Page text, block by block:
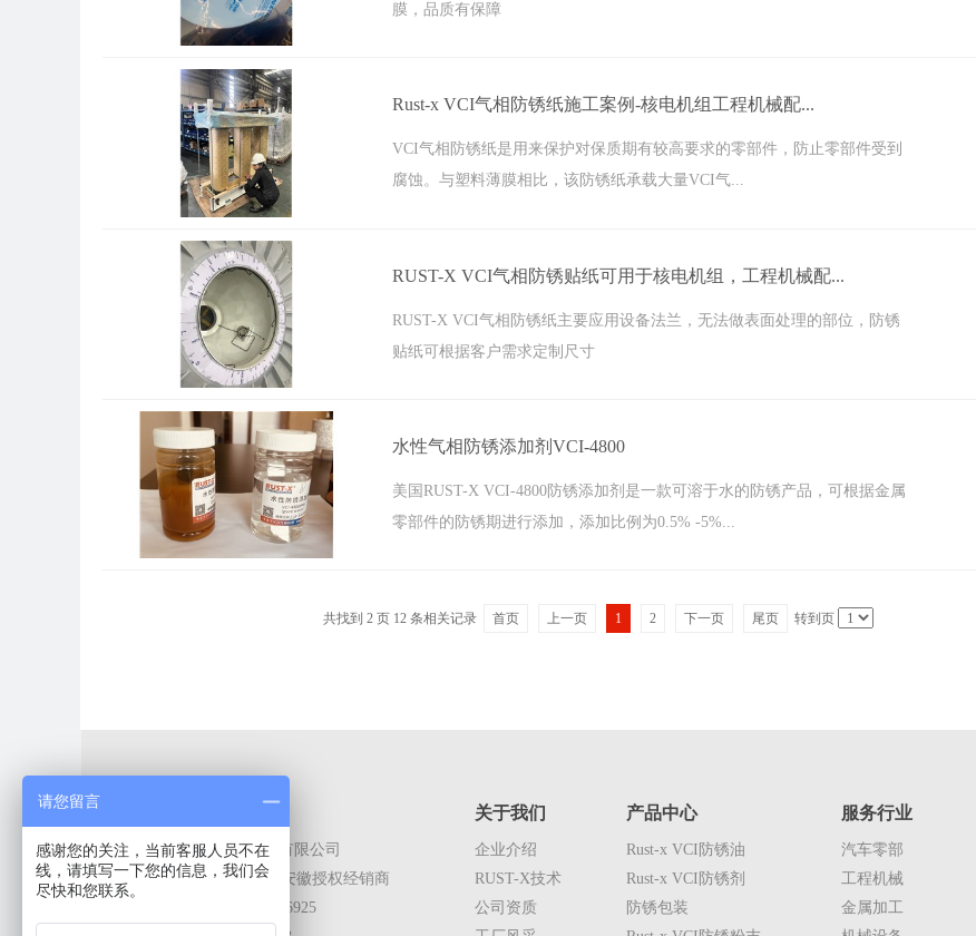
膜，品质有保障
Rust-x VCI气相防锈纸施工案例-核电机组工程机械配...
VCI气相防锈纸是用来保护对保质期有较高要求的零部件，防止零部件受到
腐蚀。与塑料薄膜相比，该防锈纸承载大量VCI气...
RUST-X VCI气相防锈贴纸可用于核电机组，工程机械配...
RUST-X VCI气相防锈纸主要应用设备法兰，无法做表面处理的部位，防锈
贴纸可根据客户需求定制尺寸
水性气相防锈添加剂VCI-4800
美国RUST-X VCI-4800防锈添加剂是一款可溶于水的防锈产品，可根据金属
零部件的防锈期进行添加，添加比例为0.5% -5%...
共找到 2 页 12 条相关记录 首页 上一页 1 2 下一页 尾页 转到页
上海筠森包装材料有限公司
RUST-X上海,江苏,安徽授权经销商
电话：+86-13916136925
关于我们
企业介绍
RUST-X技术
公司资质
产品中心
Rust-x VCI防锈油
Rust-x VCI防锈剂
防锈包装
服务行业
汽车零部
工程机械
金属加工
请您留言
感谢您的关注，当前客服人员不在
线，请填写一下您的信息，我们会
尽快和您联系。